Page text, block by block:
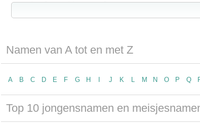
Namen van A tot en met Z
A B C D E F G H J K L M N O P Q
Top 10 jongensnamen en